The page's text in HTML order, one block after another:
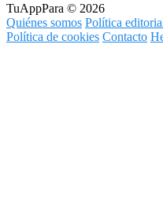
TuAppPara © 2026
Quiénes somos Política
Política de cookies Contacto